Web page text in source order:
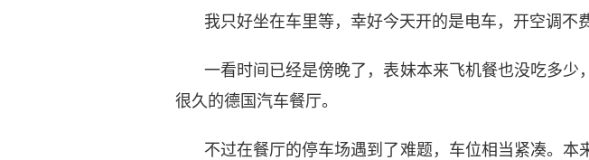
我只好坐在车里等，幸好今天开的是电车，开空调不
一看时间已经是傍晚了，表妹本来飞机餐也没吃多少
很久的德国汽车餐厅。
不过在餐厅的停车场遇到了难题，车位相当紧凑。本